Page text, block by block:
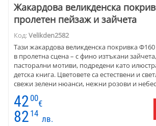
Жакардова великденска
пролетен пейзаж и зайчета
Код:Velikden2582
Тази жакардова великденска покривка
в пролетна сцена – с фино изтъкани
пасторални мотиви, подредени като
детска книга. Цветовете са естествени и
свежи зелени нюанси, нежни розови и
Плътната жакардова материя от памук и
тежко и красиво, оформя елегантни дипли и
за качество. Подходяща е за празнична
декорация или пролетен акцент в
42 00
€
82 14
лв.